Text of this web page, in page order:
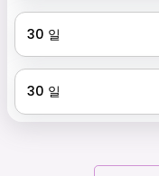
30 일
30 일